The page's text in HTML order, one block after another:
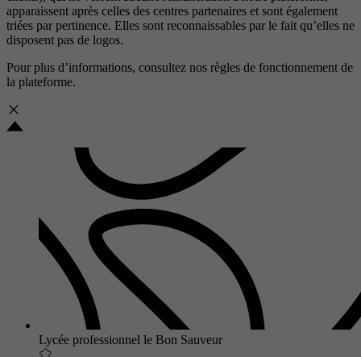
apparaissent après celles des centres partenaires et sont également
triées par pertinence. Elles sont reconnaissables par le fait qu’elles ne
disposent pas de logos.
Pour plus d’informations, consultez nos règles de fonctionnement de
la plateforme.
Lycée professionnel le Bon Sauveur